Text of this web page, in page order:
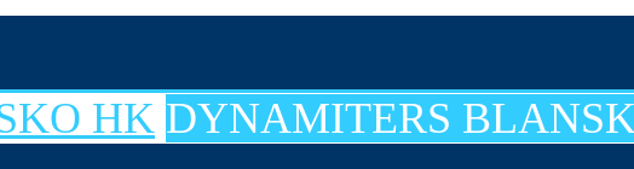
DYNAMITERS